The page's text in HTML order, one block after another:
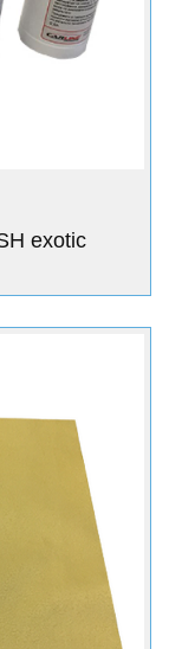
exotic